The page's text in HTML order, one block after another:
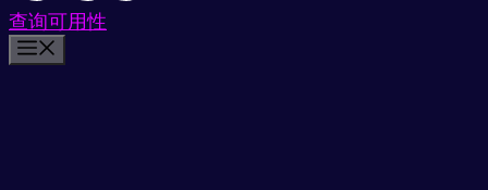
查询可用性